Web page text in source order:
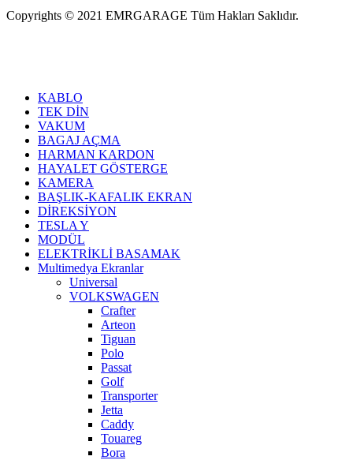
Copyrights © 2021 EMRGARAGE Tüm Hakları Saklıdır.
KABLO
TEK DİN
VAKUM
BAGAJ AÇMA
HARMAN KARDON
HAYALET GÖSTERGE
KAMERA
BAŞLIK-KAFALIK EKRAN
DİREKSİYON
TESLA Y
MODÜL
ELEKTRİKLİ BASAMAK
Multimedya Ekranlar
Universal
VOLKSWAGEN
Crafter
Arteon
Tiguan
Polo
Passat
Golf
Transporter
Jetta
Caddy
Touareg
Bora